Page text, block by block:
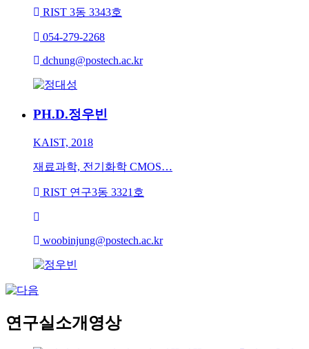
RIST 3동 3343호
054-279-2268
dchung@postech.ac.kr
PH.D.정우빈
KAIST, 2018
재료과학, 전기화학 CMOS…
RIST 연구3동 3321호
woobinjung@postech.ac.kr
연구실소개영상